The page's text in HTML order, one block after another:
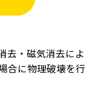
去・磁気消去によ
合に物理破壊を行